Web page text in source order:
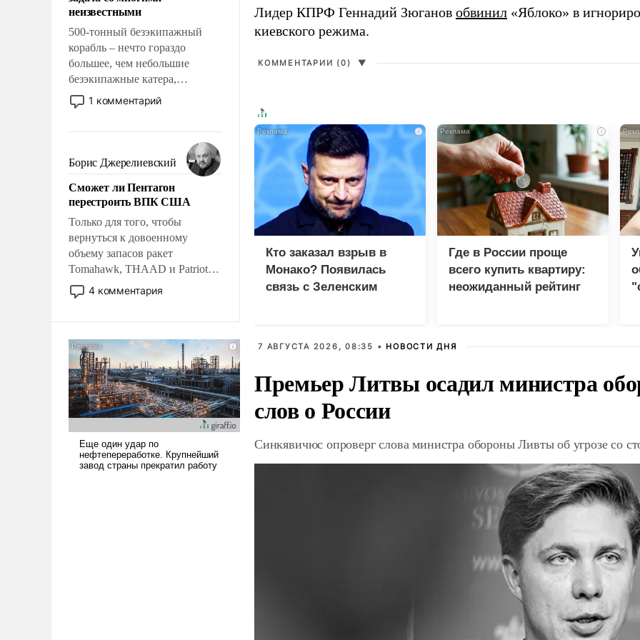
неизвестными
500-тонный безэкипажный
корабль – нечто гораздо
большее, чем небольшие
безэкипажные катера,
применение которых уже
стало обыденностью. Задача по
сложна и амбициозна. Однако
и ее реализация радикально
поднимет наши боевые
возможности.
1 комментарий
Борис Джерелиевский
Сможет ли Пентагон
перестроить ВПК США
Только для того, чтобы
вернуться к довоенному
объему запасов ракет
Tomahawk, THAAD и Patriot
США потребуется более трех
лет. Даже небольшая война с
Сложившаяся ситуация
означает многолетний период
уязвимости США, например,
перед Китаем.
4 комментария
Лидер КПРФ Геннадий Зюганов обвинил «Яблоко» в
киевского режима.
КОММЕНТАРИИ (0) ▼
i
Кто заказал взрыв в
Монако? Появилась
связь с Зеленским
i
Где в России проще
всего купить квартиру:
неожиданный рейтинг
7 АВГУСТА 2026, 08:35 • НОВОСТИ ДНЯ
Премьер Литвы осадил министра
слов о России
Синкявичюс опроверг слова министра обороны Ливты об угрозе со